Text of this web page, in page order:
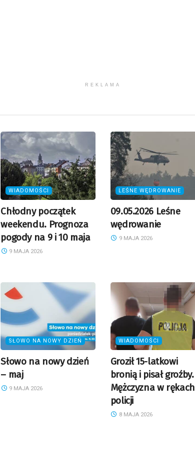
REKLAMA
WIADOMOŚCI
Chłodny początek
weekendu. Prognoza
pogody na 9 i 10 maja
9 MAJA 2026
LEŚNE WĘDROWANIE
09.05.2026 Leśne
wędrowanie
9 MAJA 2026
SŁOWO NA NOWY DZIEŃ
Słowo na nowy dzień
– maj
9 MAJA 2026
WIADOMOŚCI
Groził 15-latkowi
bronią i pisał groźby.
Mężczyzna w rękach
policji
8 MAJA 2026